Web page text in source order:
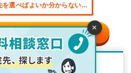
を選べばよいか分からない...
時は無料相談窓口へ
×